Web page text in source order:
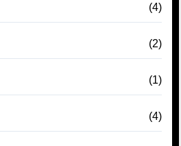
(4)
(2)
(1)
(4)